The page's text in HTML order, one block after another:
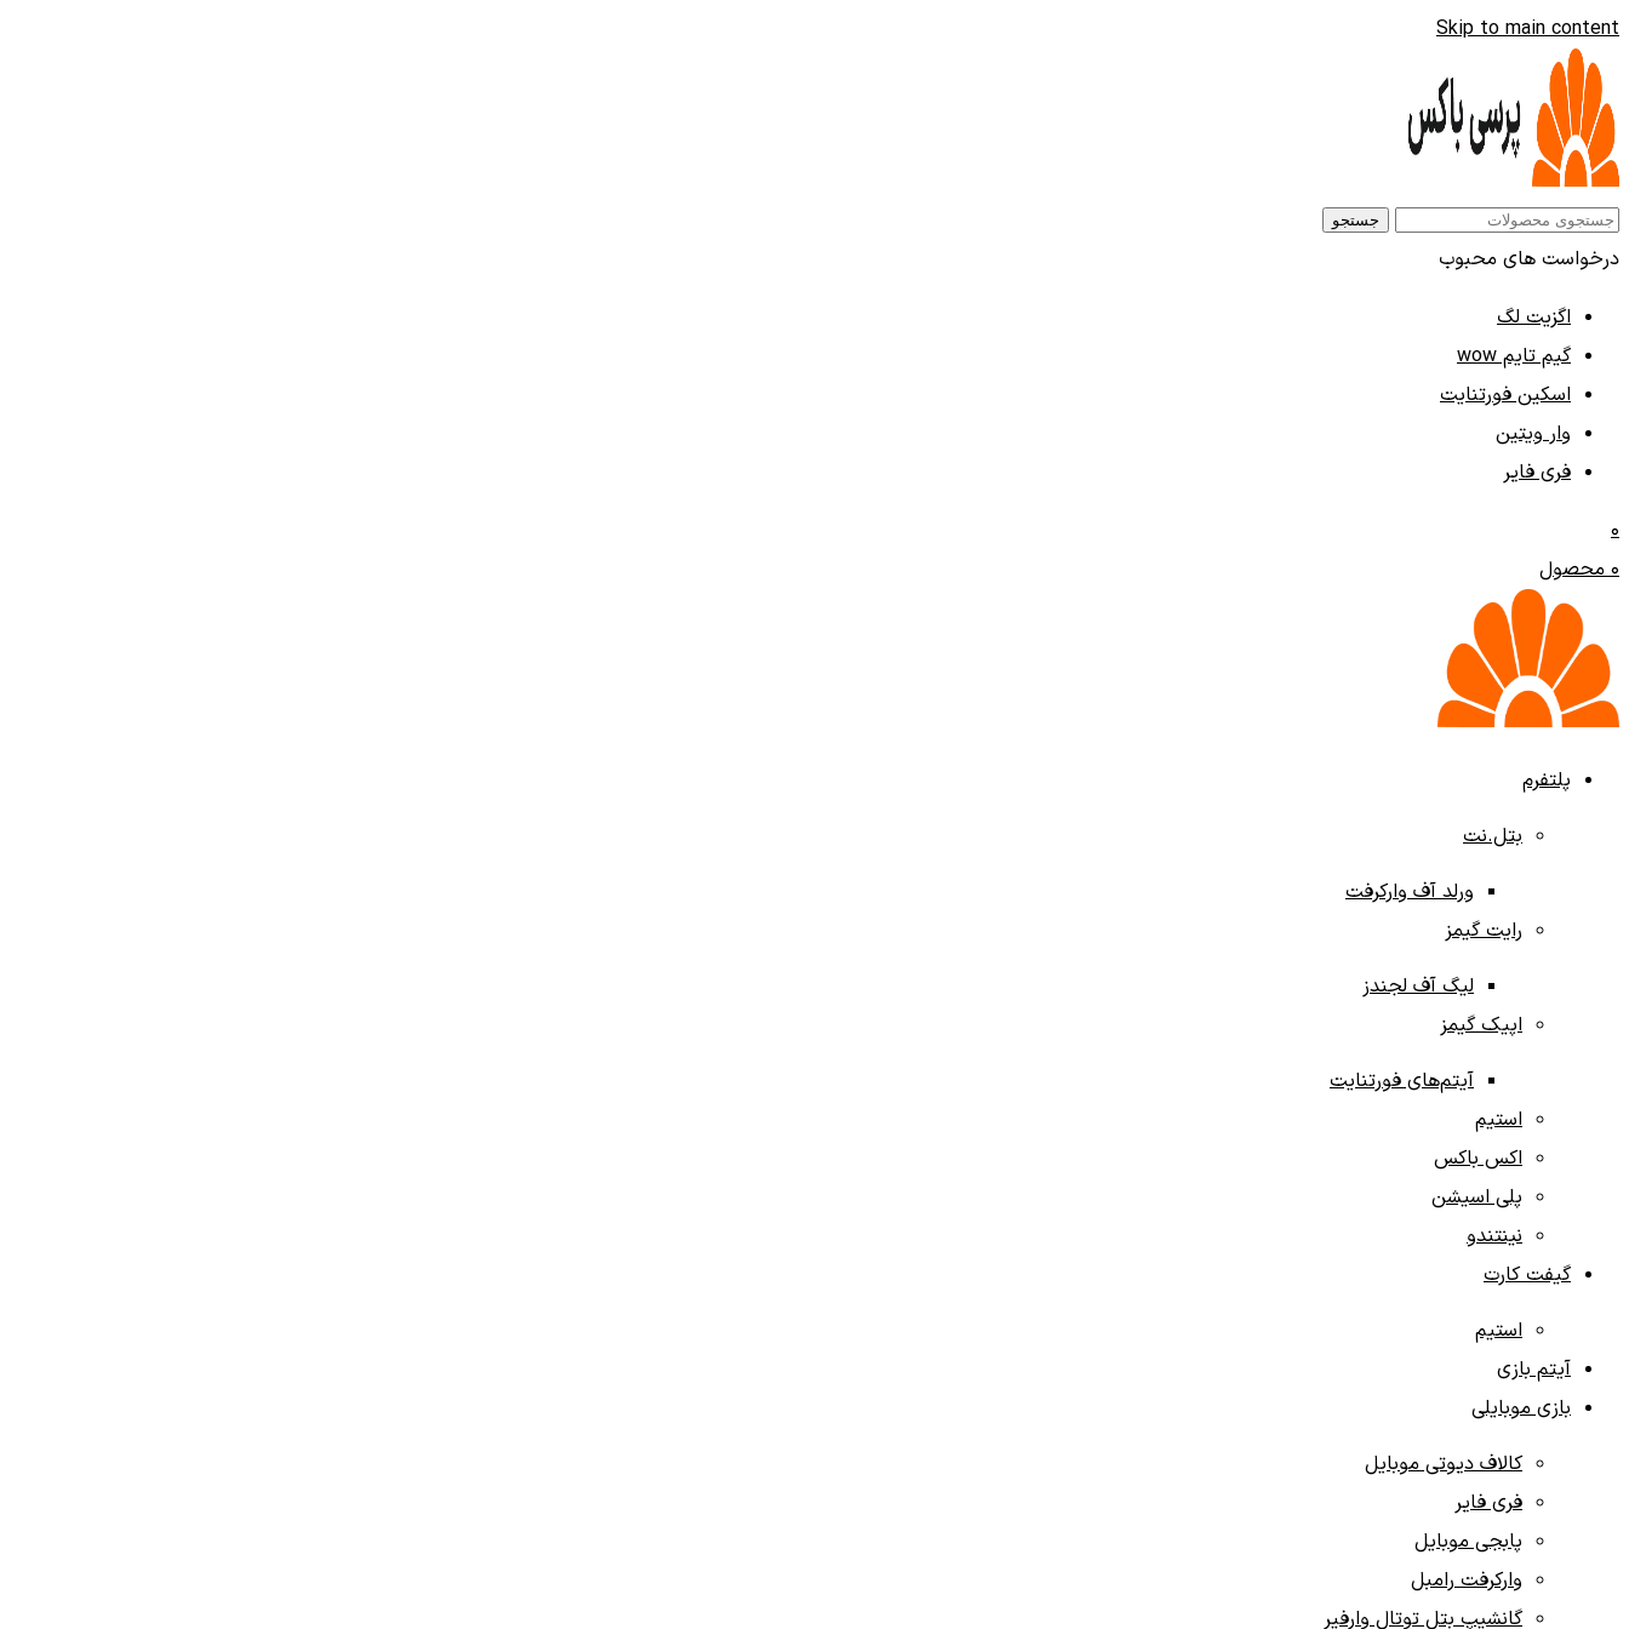
Skip to main content
جستجو
درخواست های محبوب
اگزیت لگ
گیم تایم wow
اسکین فورتنایت
وار ویتین
فری فایر
0
0 محصول
پلتفرم‌
بتل.نت
ورلد آف وارکرفت
رایت گیمز
لیگ آف لجندز
اپیک گیمز
آیتم‌های فورتنایت
استیم
اکس باکس
پلی اسیشن
نینتندو
گیفت کارت‌
استیم
آیتم‌ بازی‌
بازی موبایلی
کالاف دیوتی موبایل
فری فایر
پابجی موبایل
وارکرفت رامبل
گانشیپ بتل توتال وارفیر